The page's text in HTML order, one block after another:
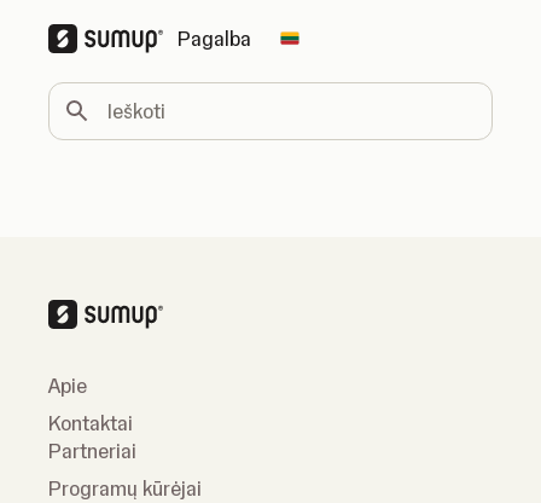
Pagalba Change country
Ieškoti
Apie
Kontaktai
Partneriai
Programų kūrėjai